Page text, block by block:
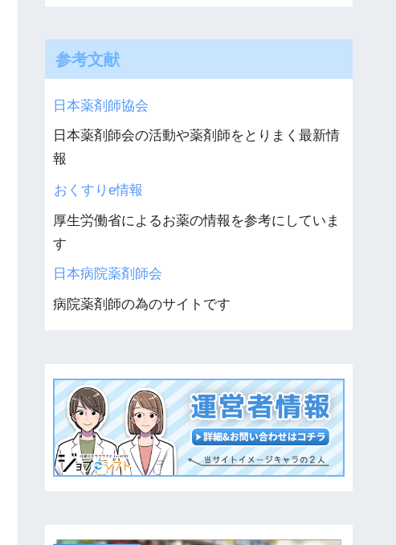
参考文献
日本薬剤師協会
日本薬剤師会の活動や薬剤師をとりまく最新情
報
おくすりe情報
厚生労働省によるお薬の情報を参考にしていま
す
日本病院薬剤師会
病院薬剤師の為のサイトです